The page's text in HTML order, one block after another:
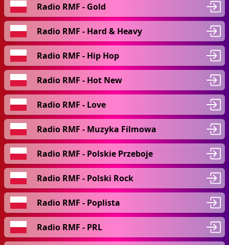
Radio RMF - Gold
Radio RMF - Hard & Heavy
Radio RMF - Hip Hop
Radio RMF - Hot New
Radio RMF - Love
Radio RMF - Muzyka Filmowa
Radio RMF - Polskie Przeboje
Radio RMF - Polski Rock
Radio RMF - Poplista
Radio RMF - PRL